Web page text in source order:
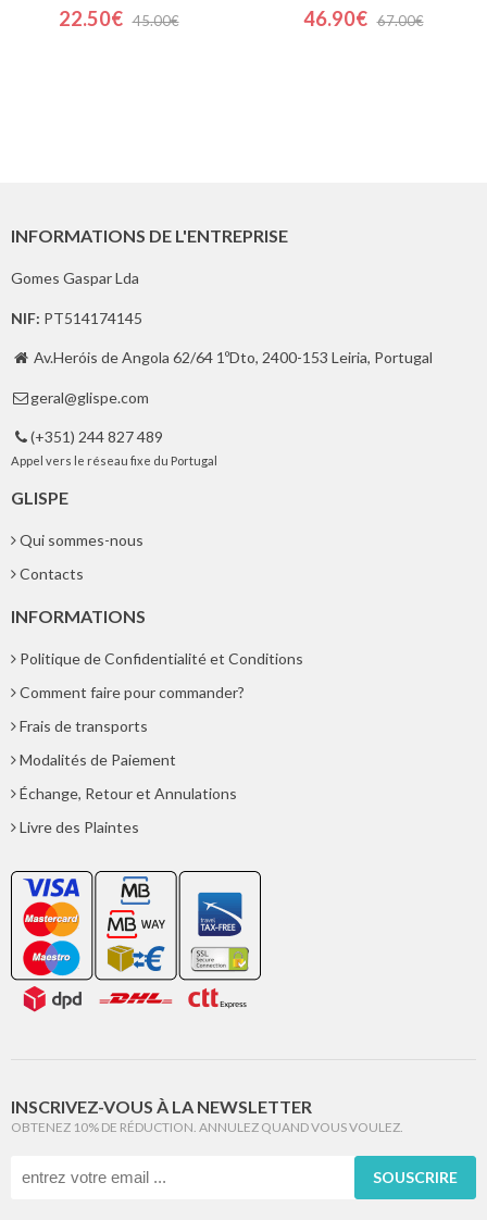
22.50€ 45.00€ 46.90€ 67.00€
INFORMATIONS DE L'ENTREPRISE
Gomes Gaspar Lda
NIF: PT514174145
 Av.Heróis de Angola 62/64 1ºDto, 2400-153 Leiria, Portugal
 geral@glispe.com
 (+351) 244 827 489
Appel vers le réseau fixe du Portugal
GLISPE
Qui sommes-nous
Contacts
INFORMATIONS
Politique de Confidentialité et Conditions
Comment faire pour commander?
Frais de transports
Modalités de Paiement
Échange, Retour et Annulations
Livre des Plaintes
INSCRIVEZ-VOUS À LA NEWSLETTER
OBTENEZ 10% DE RÉDUCTION. ANNULEZ QUAND VOUS VOULEZ.
SOUSCRIRE